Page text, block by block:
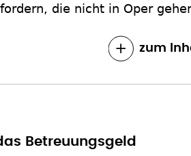
fordern, die nicht in Oper
zum
Betreuungsgeld